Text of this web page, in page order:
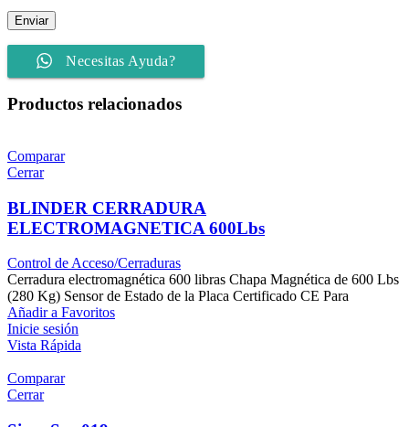
Necesitas Ayuda?
Productos relacionados
Comparar
Cerrar
BLINDER CERRADURA
ELECTROMAGNETICA 600Lbs
Control de Acceso/Cerraduras
Cerradura electromagnética 600 libras Chapa Magnética de 600 Lbs
(280 Kg) Sensor de Estado de la Placa Certificado CE Para
Añadir a Favoritos
Inicie sesión
Vista Rápida
Comparar
Cerrar